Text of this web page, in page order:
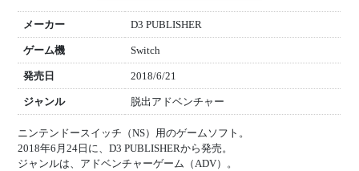
メーカー D3 PUBLISHER
ゲーム機 Switch
発売日 2018/6/21
ジャンル 脱出アドベンチャー
ニンテンドースイッチ（NS）用のゲームソフト。
2018年6月24日に、D3 PUBLISHERから発売。
ジャンルは、アドベンチャーゲーム（ADV）。